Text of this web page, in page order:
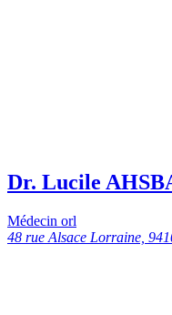
Dr. Lucile
Médecin orl
48 rue Alsace Lorraine,